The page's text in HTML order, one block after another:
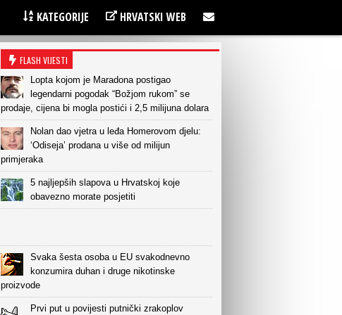
KATEGORIJE HRVATSKI WEB
FLASH VIJESTI
Lopta kojom je Maradona postigao
legendarni pogodak “Božjom rukom” se
prodaje, cijena bi mogla postići i 2,5 milijuna dolara
Nolan dao vjetra u leđa Homerovom djelu:
‘Odiseja’ prodana u više od milijun
primjeraka
5 najljepših slapova u Hrvatskoj koje
obavezno morate posjetiti
Svaka šesta osoba u EU svakodnevno
konzumira duhan i druge nikotinske
proizvode
Prvi put u povijesti putnički zrakoplov